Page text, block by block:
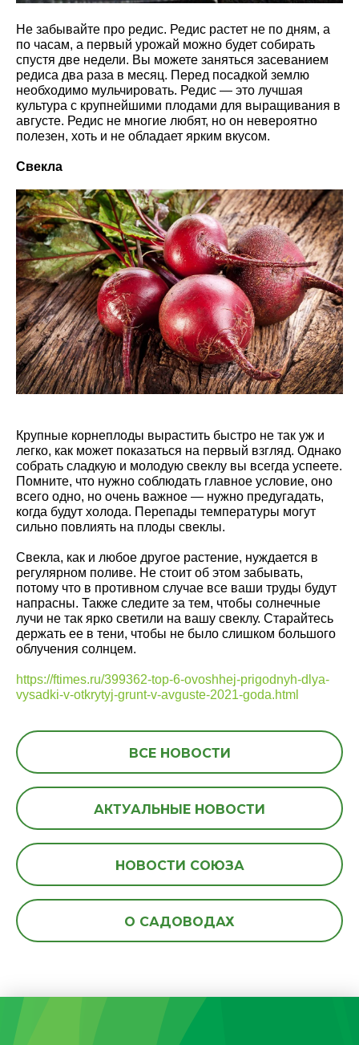
Не забывайте про редис. Редис растет не по дням, а
по часам, а первый урожай можно будет собирать
спустя две недели. Вы можете заняться засеванием
редиса два раза в месяц. Перед посадкой землю
необходимо мульчировать. Редис — это лучшая
культура с крупнейшими плодами для выращивания в
августе. Редис не многие любят, но он невероятно
полезен, хоть и не обладает ярким вкусом.
Свекла
Крупные корнеплоды вырастить быстро не так уж и
легко, как может показаться на первый взгляд. Однако
собрать сладкую и молодую свеклу вы всегда успеете.
Помните, что нужно соблюдать главное условие, оно
всего одно, но очень важное — нужно предугадать,
когда будут холода. Перепады температуры могут
сильно повлиять на плоды свеклы.
Свекла, как и любое другое растение, нуждается в
регулярном поливе. Не стоит об этом забывать,
потому что в противном случае все ваши труды будут
напрасны. Также следите за тем, чтобы солнечные
лучи не так ярко светили на вашу свеклу. Старайтесь
держать ее в тени, чтобы не было слишком большого
облучения солнцем.
https://ftimes.ru/399362-top-6-ovoshhej-prigodnyh-dlya-
vysadki-v-otkrytyj-grunt-v-avguste-2021-goda.html
ВСЕ НОВОСТИ
АКТУАЛЬНЫЕ НОВОСТИ
НОВОСТИ СОЮЗА
О САДОВОДАХ